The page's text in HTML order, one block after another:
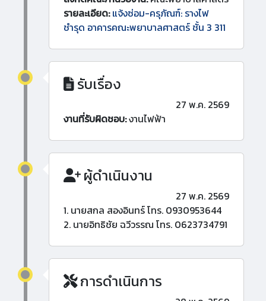
รายละเอียด: แจ้งซ่อม-ครุภัณฑ์: รางไฟ
ชำรุด อาคารคณะพยาบาลศาสตร์ ชั้น 3 311
รับเรื่อง
27 พ.ค. 2569
งานที่รับผิดชอบ:งานไฟฟ้า
ผู้ดำเนินงาน
27 พ.ค. 2569
1. นายสกล สองอินทร์ โทร. 0930953644
2. นายอิทธิชัย ฉวีวรรณ โทร. 0623734791
การดำเนินการ